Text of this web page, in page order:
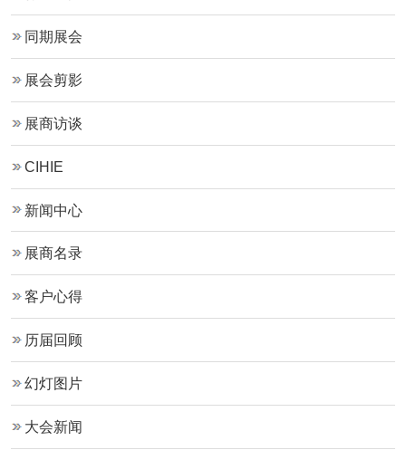
同期展会
展会剪影
展商访谈
CIHIE
新闻中心
展商名录
客户心得
历届回顾
幻灯图片
大会新闻